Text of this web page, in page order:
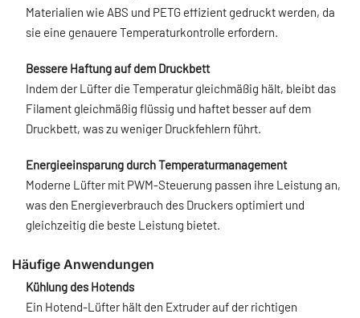
Materialien wie ABS und PETG effizient gedruckt werden, da
sie eine genauere Temperaturkontrolle erfordern.
Bessere Haftung auf dem Druckbett
Indem der Lüfter die Temperatur gleichmäßig hält, bleibt das
Filament gleichmäßig flüssig und haftet besser auf dem
Druckbett, was zu weniger Druckfehlern führt.
Energieeinsparung durch Temperaturmanagement
Moderne Lüfter mit PWM-Steuerung passen ihre Leistung an,
was den Energieverbrauch des Druckers optimiert und
gleichzeitig die beste Leistung bietet.
Häufige Anwendungen
Kühlung des Hotends
Ein Hotend-Lüfter hält den Extruder auf der richtigen